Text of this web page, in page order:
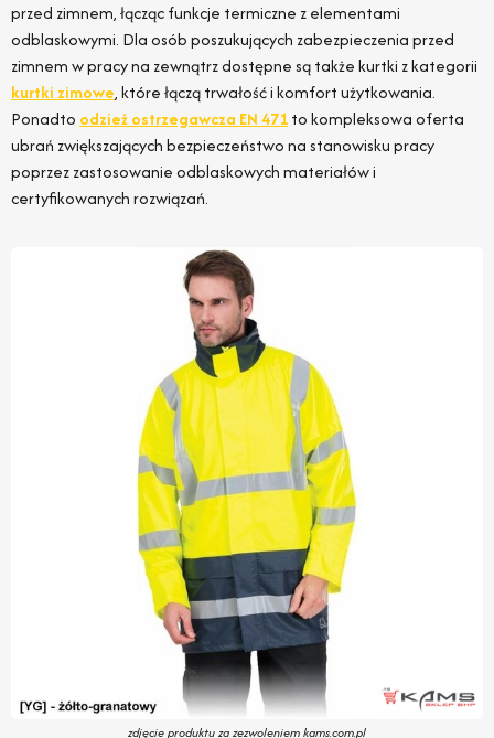
przed zimnem, łącząc funkcje termiczne z elementami
odblaskowymi. Dla osób poszukujących zabezpieczenia przed
zimnem w pracy na zewnątrz dostępne są także kurtki z kategorii
kurtki zimowe, które łączą trwałość i komfort użytkowania.
Ponadto odzież ostrzegawcza EN 471to kompleksowa oferta
ubrań zwiększających bezpieczeństwo na stanowisku pracy
poprzez zastosowanie odblaskowych materiałów i
certyfikowanych rozwiązań.
zdjęcie produktu za zezwoleniem kams.com.pl